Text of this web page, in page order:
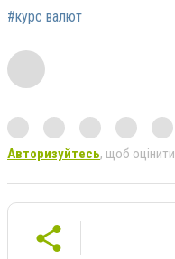
#курс валют
Авторизуйтесь, щоб оцінити